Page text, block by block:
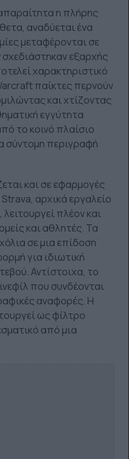
η πλήρης
αναδύεται ένα
μεταφέρονται σε
εξαρχής
χαρακτηριστικό
παίκτες περνούν
και χτίζοντας
εγγύτητα
το κοινό πλαίσιο
σύντομη περιγραφή
και σε εφαρμογές
αρχικά εργαλείο
πλέον και
και αθλητές. Τα
σε μια επίδοση
για ιδιωτική
Αντίστοιχα, το
που συνδέονται
αναφορές. Η
ως φίλτρο
από μια